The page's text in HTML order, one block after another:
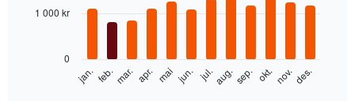
with
Diagrammet
jan. feb.mar. apr. mai jun. jul.aug.sep. okt.nov.des.
0
1 000 kr